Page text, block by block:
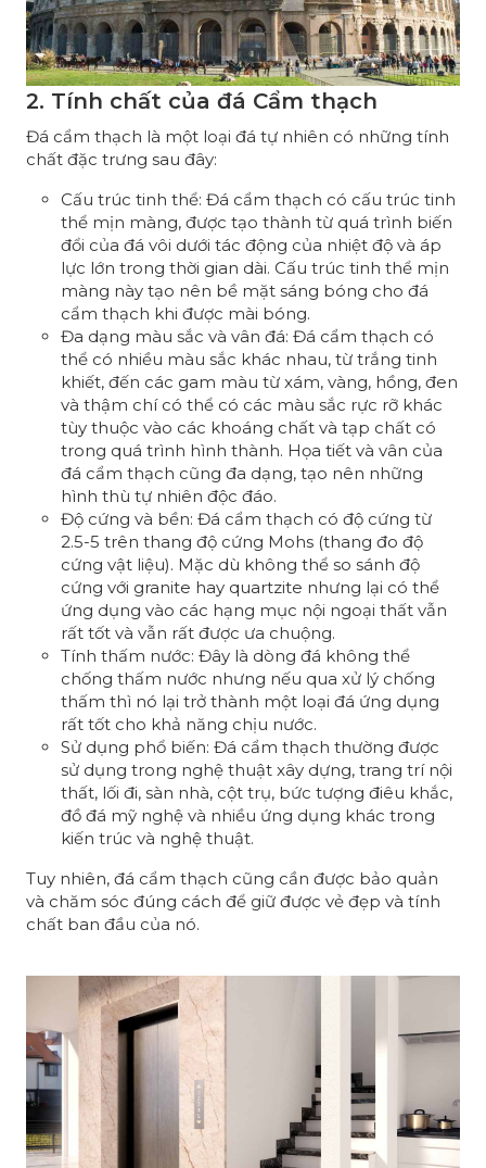
2. Tính chất của đá Cẩm thạch
Đá cẩm thạch là một loại đá tự nhiên có những tính
chất đặc trưng sau đây:
Cấu trúc tinh thể: Đá cẩm thạch có cấu trúc tinh
thể mịn màng, được tạo thành từ quá trình biến
đổi của đá vôi dưới tác động của nhiệt độ và áp
lực lớn trong thời gian dài. Cấu trúc tinh thể mịn
màng này tạo nên bề mặt sáng bóng cho đá
cẩm thạch khi được mài bóng.
Đa dạng màu sắc và vân đá: Đá cẩm thạch có
thể có nhiều màu sắc khác nhau, từ trắng tinh
khiết, đến các gam màu từ xám, vàng, hồng, đen
và thậm chí có thể có các màu sắc rực rỡ khác
tùy thuộc vào các khoáng chất và tạp chất có
trong quá trình hình thành. Họa tiết và vân của
đá cẩm thạch cũng đa dạng, tạo nên những
hình thù tự nhiên độc đáo.
Độ cứng và bền: Đá cẩm thạch có độ cứng từ
2.5-5 trên thang độ cứng Mohs (thang đo độ
cứng vật liệu). Mặc dù không thể so sánh độ
cứng với granite hay quartzite nhưng lại có thể
ứng dụng vào các hạng mục nội ngoại thất vẫn
rất tốt và vẫn rất được ưa chuộng.
Tính thấm nước: Đây là dòng đá không thể
chống thấm nước nhưng nếu qua xử lý chống
thấm thì nó lại trở thành một loại đá ứng dụng
rất tốt cho khả năng chịu nước.
Sử dụng phổ biến: Đá cẩm thạch thường được
sử dụng trong nghệ thuật xây dựng, trang trí nội
thất, lối đi, sàn nhà, cột trụ, bức tượng điêu khắc,
đồ đá mỹ nghệ và nhiều ứng dụng khác trong
kiến trúc và nghệ thuật.
Tuy nhiên, đá cẩm thạch cũng cần được bảo quản
và chăm sóc đúng cách để giữ được vẻ đẹp và tính
chất ban đầu của nó.